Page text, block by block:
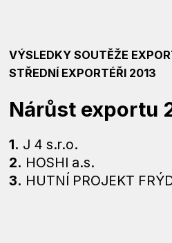
VÝSLEDKY SOUTĚŽE
STŘEDNÍ EXPORTÉŘI 2013
Nárůst exportu
1. J 4 s.r.o.
2. HOSHI a.s.
3. HUTNÍ PROJEKT